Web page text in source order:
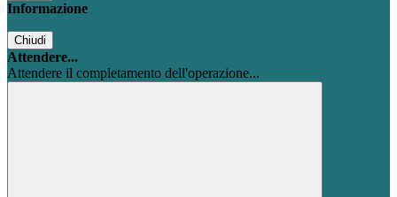
Informazione
Chiudi
Attendere...
Attendere il completamento dell'operazione...